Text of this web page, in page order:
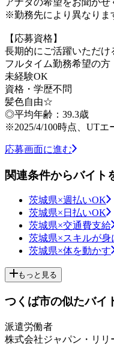
※勤務先により異なりま
【応募資格】
長期的にご活躍いただけ
フルタイム勤務希望の方
未経験OK
資格・学歴不問
髪色自由☆
◎平均年齢：39.3歳
※2025/4/100時点、UTエ
応募画面に進む
関連条件からバイト
茨城県×週払いOK
茨城県×日払いOK
茨城県×交通費支給
茨城県×スキルが身
茨城県×体を動かす
もっと見る
つくば市の似たバイ
派遣労働者
株式会社ジャパン・リリ